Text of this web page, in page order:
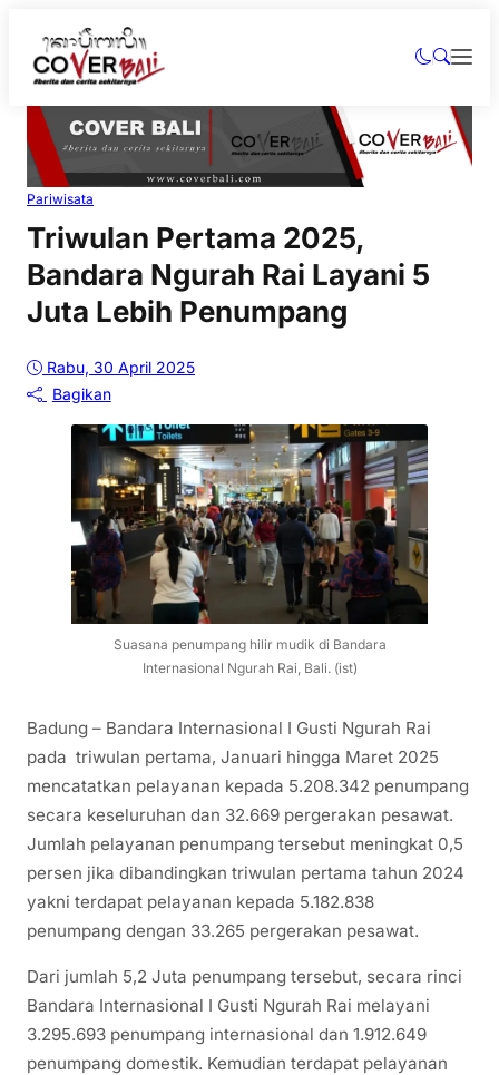
Pariwisata
Triwulan Pertama 2025,
Bandara Ngurah Rai Layani 5
Juta Lebih Penumpang
Rabu, 30 April 2025
Bagikan
Suasana penumpang hilir mudik di Bandara
Internasional Ngurah Rai, Bali. (ist)
Badung – Bandara Internasional I Gusti Ngurah Rai
pada triwulan pertama, Januari hingga Maret 2025
mencatatkan pelayanan kepada 5.208.342 penumpang
secara keseluruhan dan 32.669 pergerakan pesawat.
Jumlah pelayanan penumpang tersebut meningkat 0,5
persen jika dibandingkan triwulan pertama tahun 2024
yakni terdapat pelayanan kepada 5.182.838
penumpang dengan 33.265 pergerakan pesawat.
Dari jumlah 5,2 Juta penumpang tersebut, secara rinci
Bandara Internasional I Gusti Ngurah Rai melayani
3.295.693 penumpang internasional dan 1.912.649
penumpang domestik. Kemudian terdapat pelayanan